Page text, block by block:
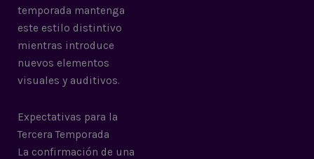
temporada mantenga
este estilo distintivo
mientras introduce
nuevos elementos
visuales y auditivos.
Expectativas para la
Tercera Temporada
La confirmación de una